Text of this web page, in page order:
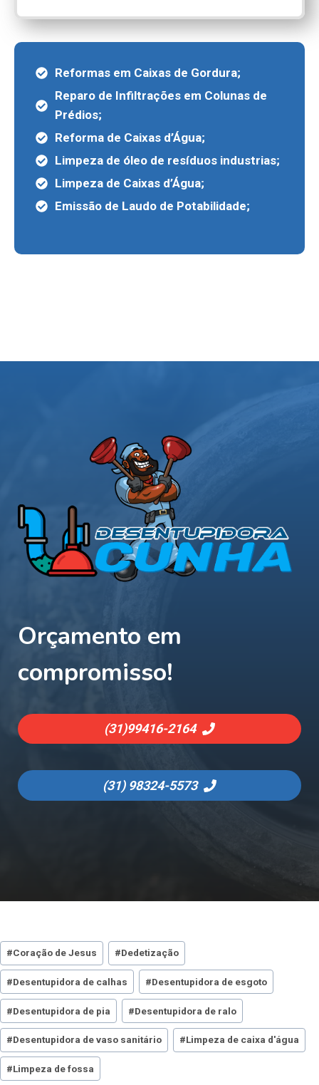
Reformas em Caixas de Gordura;
Reparo de Infiltrações em Colunas de
Prédios;
Reforma de Caixas d’Água;
Limpeza de óleo de resíduos industrias;
Limpeza de Caixas d’Água;
Emissão de Laudo de Potabilidade;
Orçamento em
compromisso!
(31)99416-2164
(31) 98324-5573
Tags
do
Post:
#Coração de Jesus #Dedetização
#Desentupidora de calhas #Desentupidora de esgoto
#Desentupidora de pia #Desentupidora de ralo
#Desentupidora de vaso sanitário #Limpeza de caixa d'água
#Limpeza de fossa